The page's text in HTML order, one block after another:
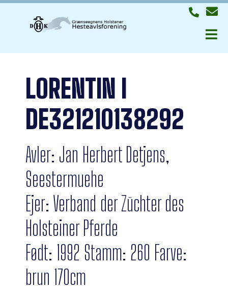
LORENTIN I
DE321210138292
Avler: Jan Herbert Detjens,
Seestermuehe
Ejer: Verband der Züchter des
Holsteiner Pferde
Født: 1992 Stamm: 260 Farve:
brun 170cm